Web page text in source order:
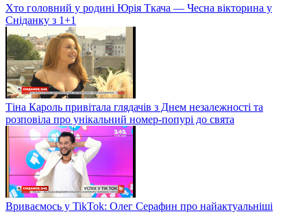
Хто головний у родині Юрія Ткача — Чесна вікторина у
Сніданку з 1+1
Тіна Кароль привітала глядачів з Днем незалежності та
розповіла про унікальний номер-попурі до свята
Вриваємось у TikTok: Олег Серафин про найактуальніші